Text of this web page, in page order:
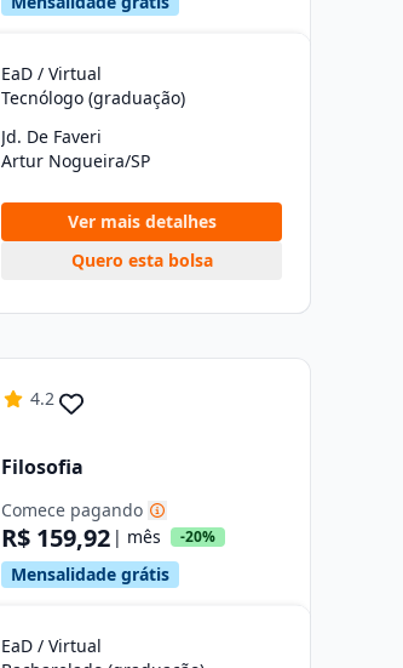
EaD / Virtual
Tecnólogo (graduação)
Jd. De Faveri
Artur Nogueira/SP
Ver mais detalhes
Quero esta bolsa
4.2
Filosofia
Comece pagando
R$ 159,92 | mês -20%
Mensalidade grátis
EaD / Virtual